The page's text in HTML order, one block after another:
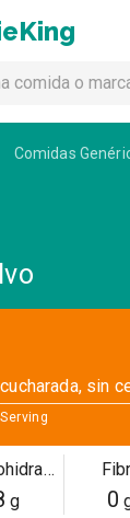
Comidas
cucharada, sin
Serving
Carbohidratos
g 0